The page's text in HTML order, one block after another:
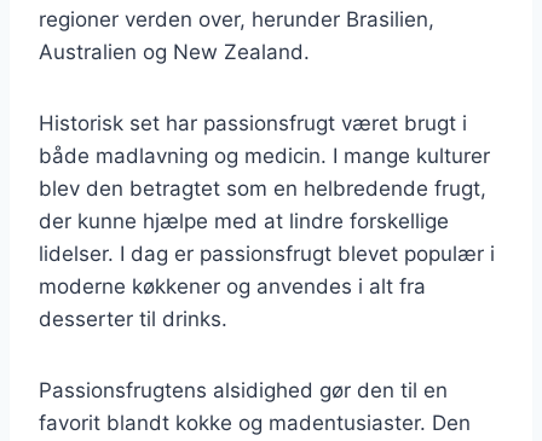
regioner verden over, herunder Brasilien,
Australien og New Zealand.
Historisk set har passionsfrugt været brugt i
både madlavning og medicin. I mange kulturer
blev den betragtet som en helbredende frugt,
der kunne hjælpe med at lindre forskellige
lidelser. I dag er passionsfrugt blevet populær i
moderne køkkener og anvendes i alt fra
desserter til drinks.
Passionsfrugtens alsidighed gør den til en
favorit blandt kokke og madentusiaster. Den